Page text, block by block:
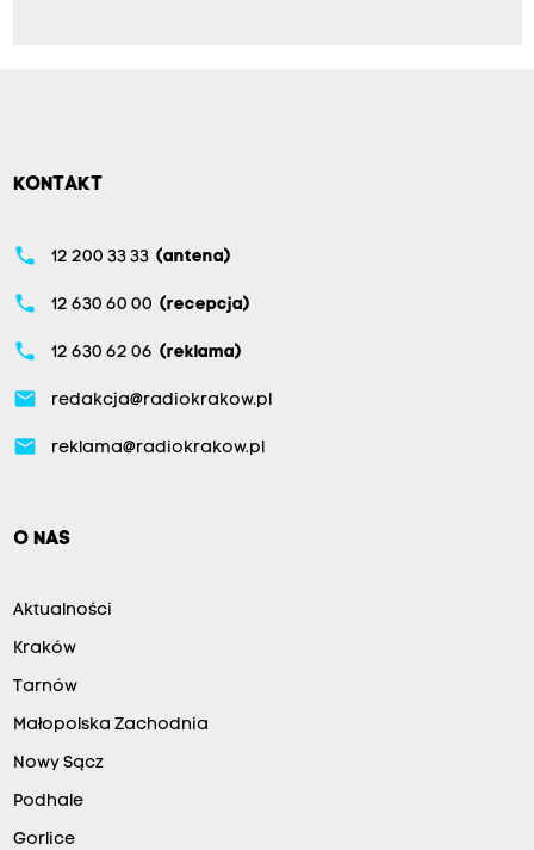
KONTAKT
phone 12 200 33 33 (antena)
phone 12 630 60 00 (recepcja)
phone 12 630 62 06 (reklama)
email redakcja@radiokrakow.pl
email reklama@radiokrakow.pl
O NAS
Aktualności
Kraków
Tarnów
Małopolska Zachodnia
Nowy Sącz
Podhale
Gorlice